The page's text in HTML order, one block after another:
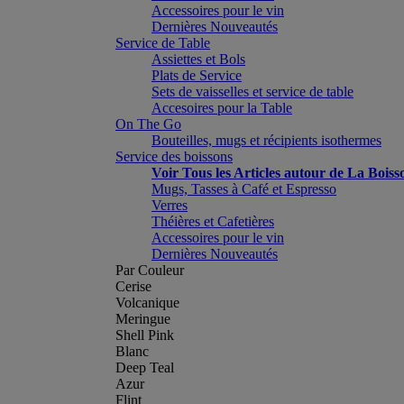
Accessoires pour le vin
Dernières Nouveautés
Service de Table
Assiettes et Bols
Plats de Service
Sets de vaisselles et service de table
Accesoires pour la Table
On The Go
Bouteilles, mugs et récipients isothermes
Service des boissons
Voir Tous les Articles autour de La
Mugs, Tasses à Café et Espresso
Verres
Théières et Cafetières
Accessoires pour le vin
Dernières Nouveautés
Par Couleur
Cerise
Volcanique
Meringue
Shell Pink
Blanc
Deep Teal
Azur
Flint